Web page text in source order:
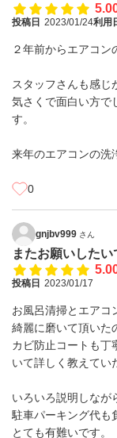
投稿日 2023/01/24利用
２年前からエアコン
スタッフさんも感じ
気さくで面白い方で
す。
来年のエアコンの洗
0
gnjbv999 さん
またお願いしたい
投稿日 2023/01/17
お風呂清掃とエアコ
綺麗に磨いて頂いた
カビ防止コートも丁
いて詳しく教えてい
いろいろ説明しなが
駐車パーキング代も
とても有難いです。